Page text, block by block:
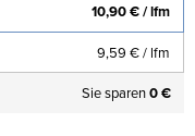
10,90 €/ lfm
9,59 €/ lfm
Sie sparen0 €